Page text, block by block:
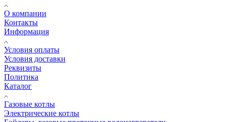
О компании
Контакты
Информация
Условия оплаты
Условия доставки
Реквизиты
Политика
Каталог
Газовые котлы
Электрические котлы